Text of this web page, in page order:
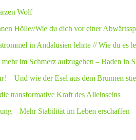
Wolf
Hölle//Wie du dich vor einer
in Andalusien lehrte // Wie du es
im Schmerz aufzugehen – Baden in
– Und wie der Esel aus dem Brunnen
transformative Kraft des Alleinseins
– Mehr Stabilität im Leben erschaffen